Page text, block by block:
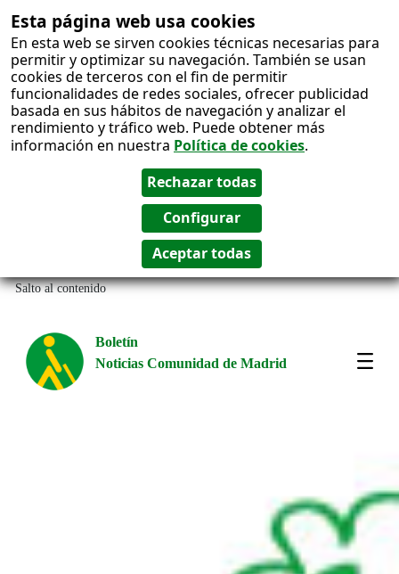
Esta página web usa cookies
En esta web se sirven cookies técnicas necesarias para
permitir y optimizar su navegación. También se usan
cookies de terceros con el fin de permitir
funcionalidades de redes sociales, ofrecer publicidad
basada en sus hábitos de navegación y analizar el
rendimiento y tráfico web. Puede obtener más
información en nuestra Política de cookies.
Salto al contenido
Boletín
Noticias Comunidad de Madrid